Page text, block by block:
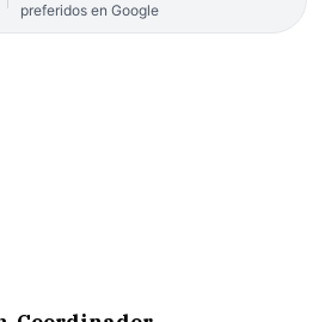
preferidos en Google